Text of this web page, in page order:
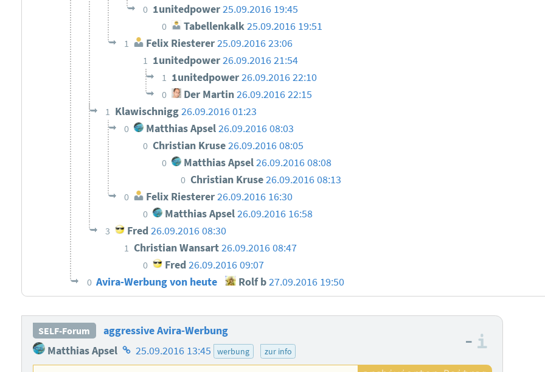
0 1unitedpower25.09.2016 19:45
0 Tabellenkalk 25.09.2016 19:51
1 Felix Riesterer25.09.2016 23:06
1 1unitedpower26.09.2016 21:54
1 1unitedpower26.09.2016 22:10
0 Der Martin 26.09.2016 22:15
1 Klawischnigg26.09.2016 01:23
0 Matthias Apsel26.09.2016 08:03
0 Christian Kruse26.09.2016 08:05
0 Matthias Apsel 26.09.2016 08:08
0 Christian Kruse26.09.2016 08:13
0 Felix Riesterer26.09.2016 16:30
0 Matthias Apsel26.09.2016 16:58
3 Fred 26.09.2016 08:30
1 Christian Wansart26.09.2016 08:47
0 Fred 26.09.2016 09:07
0 Avira-Werbung von heute Rolf b27.09.2016 19:50
SELF-Forum
aggressive Avira-Werbung
Matthias Apsel Homepage
des
25.09.2016 13:45 werbung zur info
–